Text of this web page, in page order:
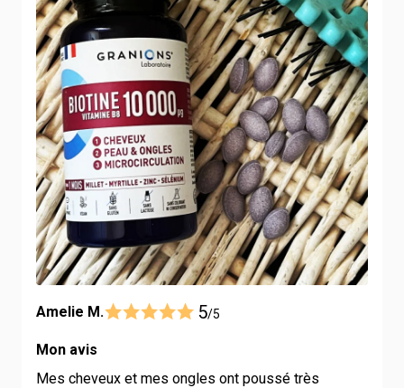
Amelie M. 5/5
Mon avis
Mes cheveux et mes ongles ont poussé très